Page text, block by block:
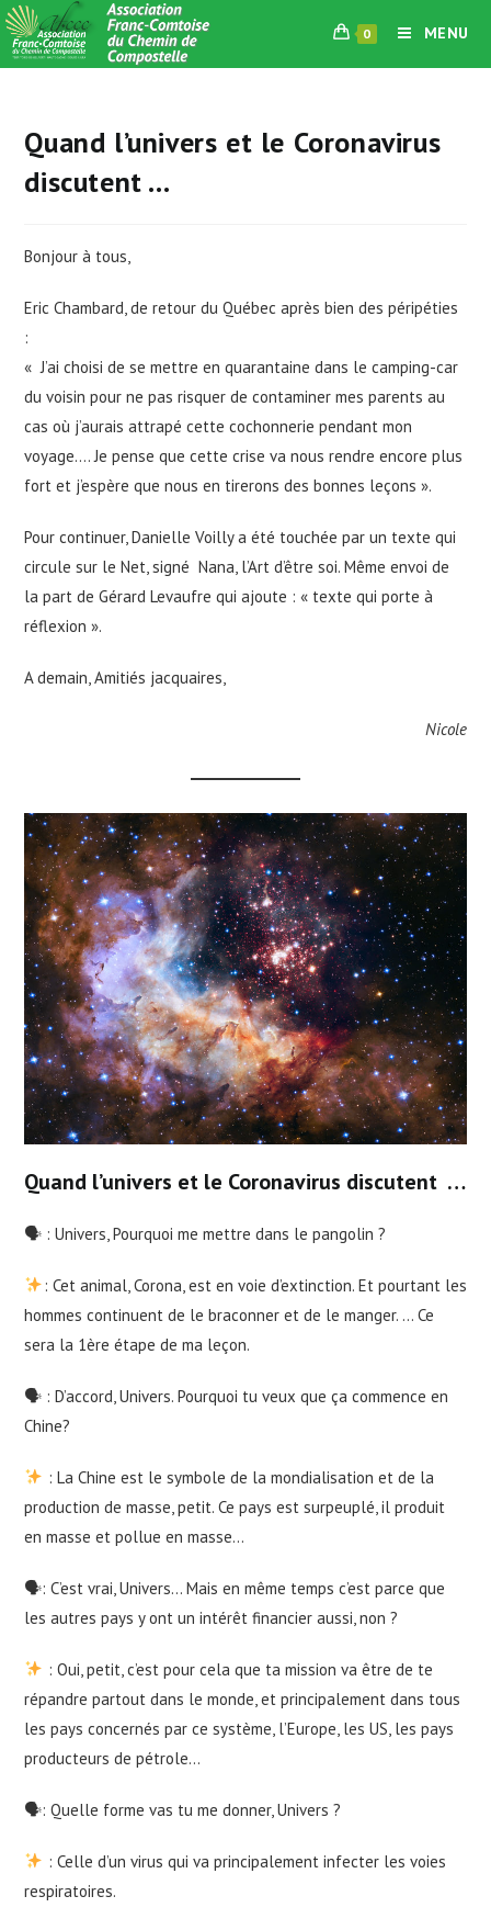
Skip
to
content
0 MENU
Quand l’univers et le Coronavirus
discutent …
Bonjour à tous,
Eric Chambard, de retour du Québec après bien des péripéties
:
« J’ai choisi de se mettre en quarantaine dans le camping-car
du voisin pour ne pas risquer de contaminer mes parents au
cas où j’aurais attrapé cette cochonnerie pendant mon
voyage…. Je pense que cette crise va nous rendre encore plus
fort et j’espère que nous en tirerons des bonnes leçons ».
Pour continuer, Danielle Voilly a été touchée par un texte qui
circule sur le Net, signé Nana, l’Art d’être soi. Même envoi de
la part de Gérard Levaufre qui ajoute : « texte qui porte à
réflexion ».
A demain, Amitiés jacquaires,
Nicole
Quand l’univers et le Coronavirus discutent …
🗣 : Univers, Pourquoi me mettre dans le pangolin ?
: Cet animal, Corona, est en voie d’extinction. Et pourtant les
hommes continuent de le braconner et de le manger. … Ce
sera la 1ère étape de ma leçon.
🗣 : D’accord, Univers. Pourquoi tu veux que ça commence en
Chine?
: La Chine est le symbole de la mondialisation et de la
production de masse, petit. Ce pays est surpeuplé, il produit
en masse et pollue en masse…
🗣: C’est vrai, Univers… Mais en même temps c’est parce que
les autres pays y ont un intérêt financier aussi, non ?
: Oui, petit, c’est pour cela que ta mission va être de te
répandre partout dans le monde, et principalement dans tous
les pays concernés par ce système, l’Europe, les US, les pays
producteurs de pétrole…
🗣: Quelle forme vas tu me donner, Univers ?
: Celle d’un virus qui va principalement infecter les voies
respiratoires.